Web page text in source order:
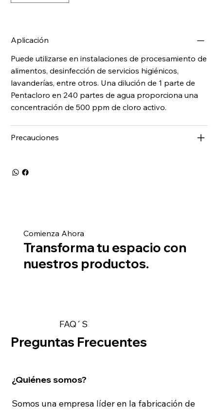
Aplicación
Puede utilizarse en instalaciones de procesamiento de
alimentos, desinfección de servicios higiénicos,
lavanderías, entre otros. Una dilución de 1 parte de
Pentacloro en 240 partes de agua proporciona una
concentración de 500 ppm de cloro activo.
Precauciones
Comienza Ahora
Transforma tu espacio con
nuestros productos.
FAQ´S
Preguntas Frecuentes
¿Quiénes somos?
Somos una empresa líder en la fabricación de